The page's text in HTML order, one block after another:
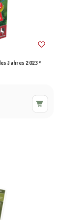
Jahres 2023*